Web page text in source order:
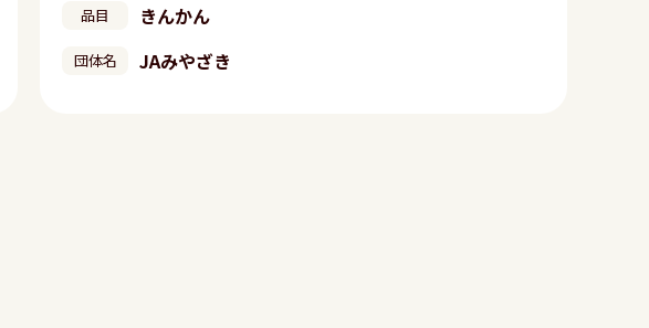
品目 きんかん
団体名 JAみやざき